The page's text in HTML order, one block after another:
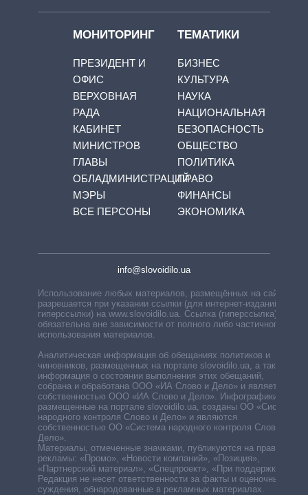
МОНИТОРИНГ
ПРЕЗИДЕНТ И
ОФИС
ВЕРХОВНАЯ
РАДА
КАБИНЕТ
МИНИСТРОВ
ГЛАВЫ
ОБЛАДМИНИСТРАЦИЙ
МЭРЫ
ВСЕ ПЕРСОНЫ
ТЕМАТИКИ
БИЗНЕС
КУЛЬТУРА
НАУКА
НАЦИОНАЛЬНАЯ
БЕЗОПАСНОСТЬ
ОБЩЕСТВО
ПОЛИТИКА
ПРАВО
ФИНАНСЫ
ЭКОНОМИКА
info@slovoidilo.ua
Использование любых материалов, размещённых на сайте,
разрешается при указании ссылки (для интернет-изданий —
гиперссылки) на www.slovoidilo.ua. Ссылка (гиперссылка)
обязательна вне зависимости от полного либо частичного
использования материалов.
Аналитическая информация об обещаниях политиков и
чиновников, размещенных на портале slovoidilo.ua, а также
информация о состоянии выполнения этих обещаний,
собрана и обработана ООО «ИА Слово и Дело» и является
собственностью ООО «ИА Слово и Дело». Инфографики,
размещенные на портале slovoidilo.ua, созданы ОО «Система
народного контроля Слово и Дело» и являются
собственностью ОО «Система народного контроля Слово и
Дело».
Материалы, отмеченные значками, публикуются на правах
рекламы: «Промо», «Новости компаний», «Позиция»,
«Партнерский материал», «Спецпроект», «При поддержке».
Редакция не несет ответственности за факты и оценочные
суждения, обнародованные в рекламных материалах.